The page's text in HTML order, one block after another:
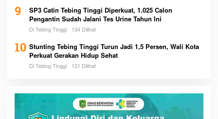
9
SP3 Catin Tebing Tinggi Diperkuat, 1.025 Calon
Pengantin Sudah Jalani Tes Urine Tahun Ini
Di Tebing Tinggi 134 Dilihat
10 Stunting Tebing Tinggi Turun Jadi 1,5 Persen, Wali Kota
Perkuat Gerakan Hidup Sehat
Di Tebing Tinggi 131 Dilihat